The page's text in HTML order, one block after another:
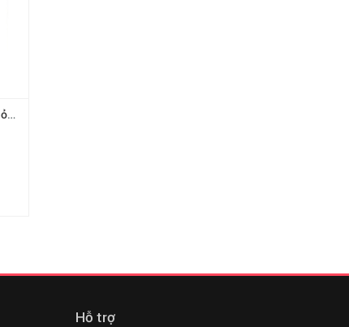
Khổ 24 Bìa bao sách mỏng có Nai MGP
Hỗ trợ